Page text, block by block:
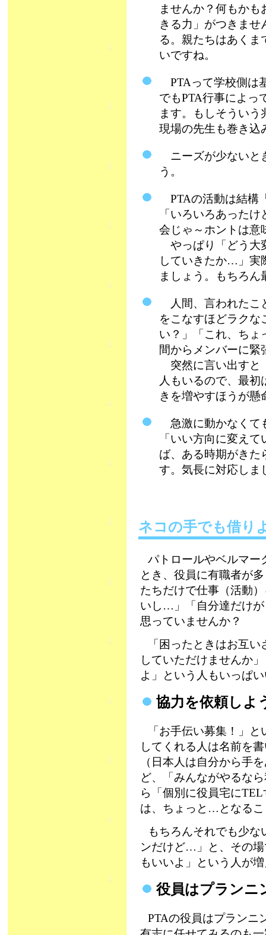
ませんか？何もか
きる力」がつきま
る。親たちはあくま
いですね。
PTAって学校側は
でもPTA行事によっ
ます。もしそうい
現場の先生も巻き込
ニーズが少ないと
う。
PTAの活動は結構
「いろいろあった
会じゃ～ホントは意
やっぱり「どう大
していきたか…」実
ましょう。もちろ
人間、言われたこ
をこなすほどラクな
い？」「これ、ちょ
間からメンバーに緊
突然に言い出すと
人もいるので、最
きを増やすほうが懸
急激に動かなくて
「いい方向に変え
ば、ある時期がきた
す。気長に対応しま
ネコの手でも借
パトロールやベルマー
とき、役員に有職者が
たちだけで仕事（活動
いし…」「自分達だけ
思っていませんか？
「困ったときはお互
していただけませんか
よ」という人もいっぱ
協力を依頼し
「お手伝い募集！」
してくれる人は名前を
（日本人は自分から手
ど、「みんながやるな
ら「個別に役員宅に
は、ちょっと…となる
もちろんそれでも少
ンだけど…」と、その
もいいよ」という人が
役員はプランニ
PTAの役員はプランニ